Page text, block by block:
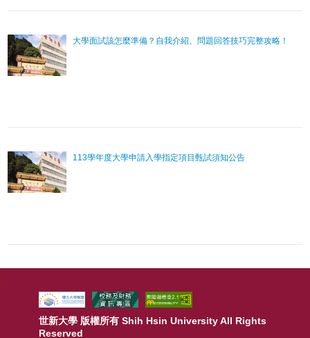
大學面試該怎麼準備？自我介紹、問題回答技巧完整攻略！
113學年度大學申請入學指定項目甄試須知公告
:::
世新大學 版權所有 Shih Hsin University All Rights
Reserved